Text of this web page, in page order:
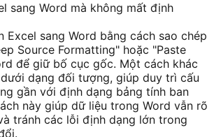
sang Word mà không mất định
Excel sang Word bằng cách sao chép
Source Formatting" hoặc "Paste
để giữ bố cục gốc. Một cách khác
dạng đối tượng, giúp duy trì cấu
gần với định dạng bảng tính ban
này giúp dữ liệu trong Word vẫn rõ
tránh các lỗi định dạng lớn trong